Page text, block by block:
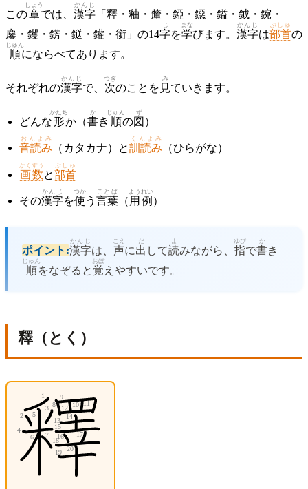
この章
しょう
では、 漢字
かんじ
「釋・釉・釐・錏・鐚・鎰・鉞・鋺・
鏖・钁・錺・鎹・鑵・銜」の14字
じ
を学
まな
びます。 漢字
かんじ
は部首
ぶしゅ
の
順
じゅん
にならべてあります。
それぞれの漢字
かんじ
で、 次
つぎ
のことを 見
み
ていきます。
どんな形
かたち
か（書
か
き 順
じゅん
の図
ず
）
音読み
おんよみ
（カタカナ）と訓読み
くんよみ
（ひらがな）
画数
かくすう
と部首
ぶしゅ
その漢字
かんじ
を使
つか
う 言葉
ことば
（ 用例
ようれい
）
ポイント:漢字
かんじ
は、 声
こえ
に出
だ
して読
よ
みながら、 指
ゆび
で書
か
き
順
じゅん
をなぞると覚
おぼ
えやすいです。
釋（とく）